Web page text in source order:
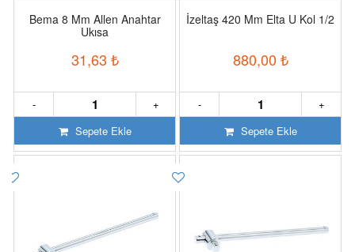
Bema 8 Mm Allen Anahtar
Ukısa
31,63 ₺
+
-
Sepete Ekle
İzeltaş 420 Mm Elta U Kol 1/2
880,00 ₺
+
-
Sepete Ekle